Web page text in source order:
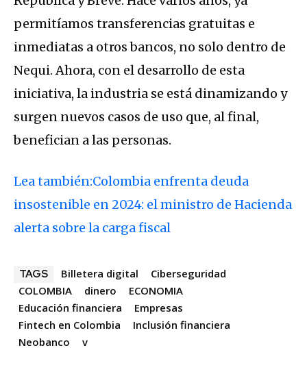
permitíamos transferencias gratuitas e
inmediatas a otros bancos, no solo dentro de
Nequi. Ahora, con el desarrollo de esta
iniciativa, la industria se está dinamizando y
surgen nuevos casos de uso que, al final,
benefician a las personas.
Lea también:Colombia enfrenta deuda
insostenible en 2024: el ministro de Hacienda
alerta sobre la carga fiscal
TAGS Billetera digital
Ciberseguridad
COLOMBIA
dinero
ECONOMIA
Educación financiera
Empresas
Fintech en Colombia
Inclusión financiera
Neobanco
v